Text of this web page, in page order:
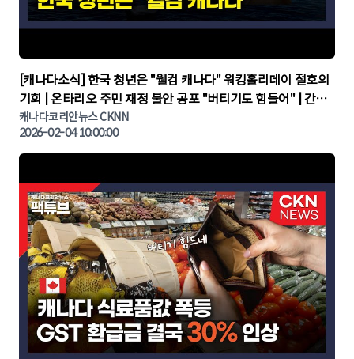
▶
[캐나다소식] 한국 청년은 "웰컴 캐나다" 워킹홀리데이 절호의
기회 | 온타리오 주민 재정 불안 공포 "버티기도 힘들어" | 간추
린 캐나다뉴스 | CKNNEWS, 캐나다코리안뉴스
캐나다코리안뉴스 CKNN
2026-02-04 10:00:00